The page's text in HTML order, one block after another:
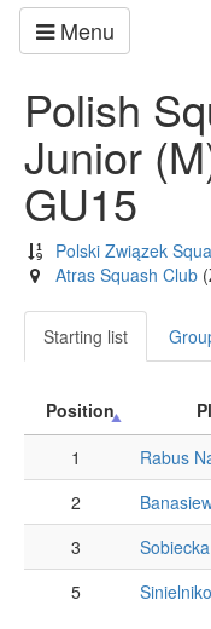
Menu
Polish
Junior
GU15
Polski Związek
Atras Squash Club
Starting list
Position
1
Rabus
2
3
5